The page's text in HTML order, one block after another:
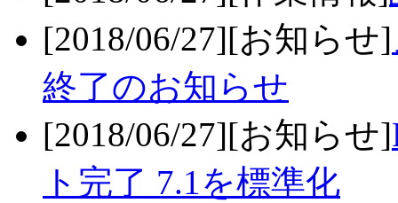
[2018/06/27][お知らせ]
終了のお知らせ
[2018/06/27][お知らせ]
ト完了 7.1を標準化